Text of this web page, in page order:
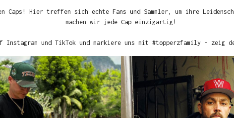
Caps! Hier treffen sich echte Fans und Sammler, um ihre
machen wir jede Cap einzigartig!
Instagram und TikTok und markiere uns mit #topperzfamily – zeig